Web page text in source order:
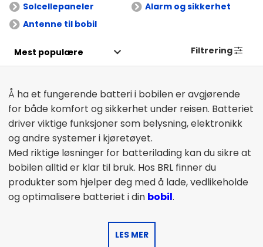
Solcellepaneler
Alarm og sikkerhet
Antenne til bobil
Å ha et fungerende batteri i bobilen er avgjørende
for både komfort og sikkerhet under reisen. Batteriet
driver viktige funksjoner som belysning, elektronikk
og andre systemer i kjøretøyet.
Med riktige løsninger for batterilading kan du sikre at
bobilen alltid er klar til bruk. Hos BRL finner du
produkter som hjelper deg med å lade, vedlikeholde
og optimalisere batteriet i din bobil.
LES MER
Filtrering